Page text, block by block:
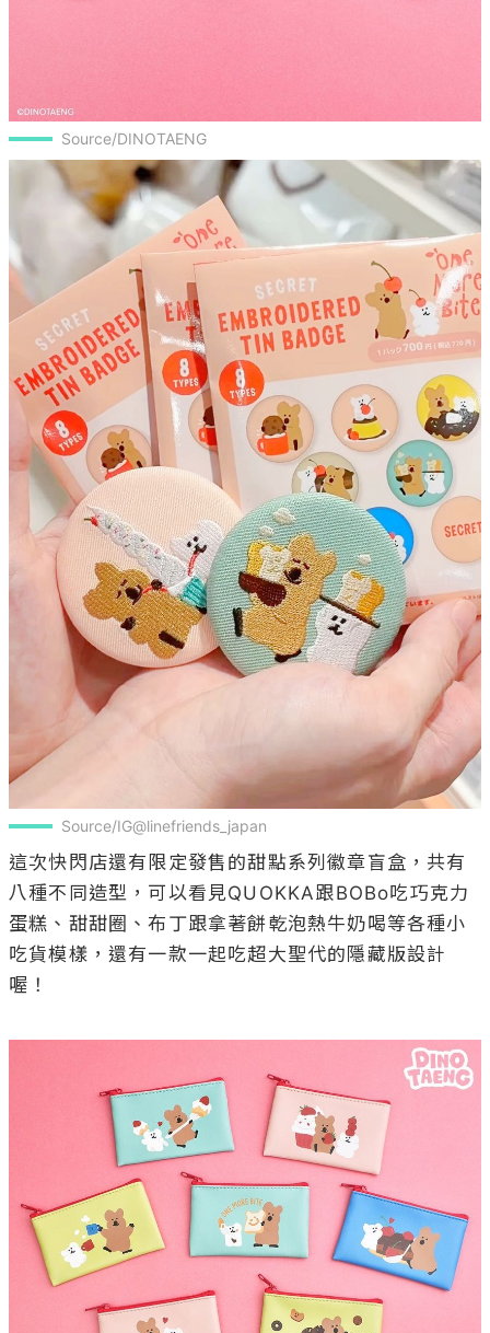
Source/DINOTAENG
Source/IG@linefriends_japan
這次快閃店還有限定發售的甜點系列徽章盲盒，共有
八種不同造型，可以看見QUOKKA跟BOBo吃巧克力
蛋糕、甜甜圈、布丁跟拿著餅乾泡熱牛奶喝等各種小
吃貨模樣，還有一款一起吃超大聖代的隱藏版設計
喔！